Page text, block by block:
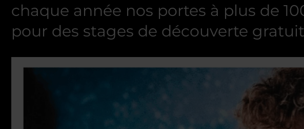
chaque année nos portes à plus de
pour des stages de découverte